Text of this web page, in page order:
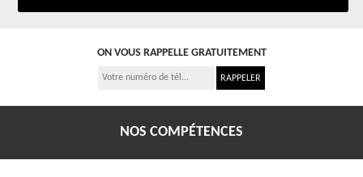
ON VOUS RAPPELLE GRATUITEMENT
NOS COMPÉTENCES